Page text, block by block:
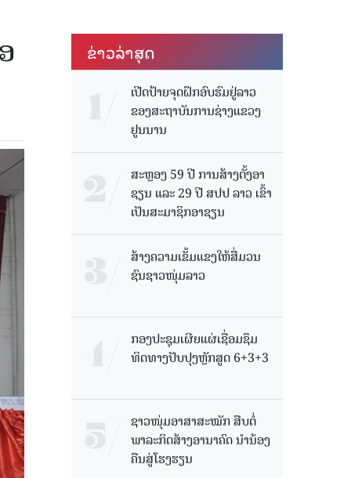
ຂ່າວ​ລ່າ​ສຸດ
ເປີດປ້າຍຈຸດຝຶກອົບຮົມຢູ່ລາວ
ຂອງສະຖາບັນການຊ່າງແຂວງ
ຢູນນານ
ສະຫຼອງ 59 ປີ ການສ້າງຕັ້ງອາ
ຊຽນ ແລະ 29 ປີ ສປປ ລາວ ເຂົ້າ
ເປັນສະມາຊິກອາຊຽນ
ສ້າງຄວາມເຂັ້ມແຂງໃຫ້ສື່ມວນ
ຊົນຊາວໜຸ່ມລາວ
ກອງປະຊຸມເຜີຍແຜ່ເຊື່ອມຊຶມ
ທິດທາງປັບປຸງຫຼັກສູດ 6+3+3
ຊາວໜຸ່ມອາສາສະໝັກ ສືບຕໍ່
ພາລະກິດສ້າງອານາຄົດ ນໍານ້ອງ
ຄືນສູ່ໂຮງຮຽນ